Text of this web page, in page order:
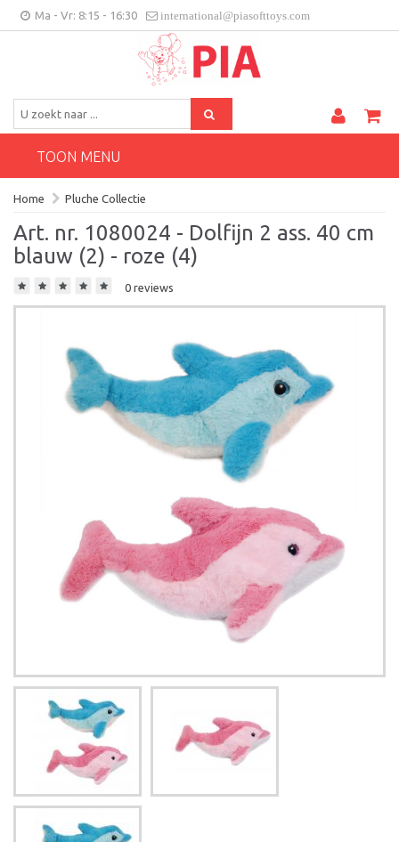
Ma - Vr: 8:15 - 16:30 international@piasofttoys.com
Klantenfeedback
BE/NL
TOON MENU
Home Pluche Collectie
Art. nr. 1080024 - Dolfijn 2 ass. 40 cm
blauw (2) - roze (4)
0 reviews